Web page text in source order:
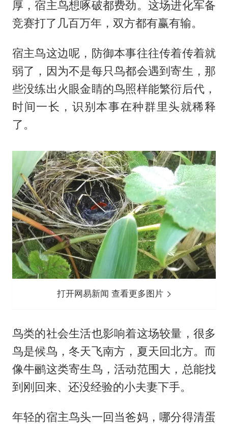
厚，宿主鸟想啄破都费劲。这场进化军备
竞赛打了几百万年，双方都有赢有输。
宿主鸟这边呢，防御本事往往传着传着就
弱了，因为不是每只鸟都会遇到寄生，那
些没练出火眼金睛的鸟照样能繁衍后代，
时间一长，识别本事在种群里头就稀释
了。
打开网易新闻 查看更多图片
鸟类的社会生活也影响着这场较量，很多
鸟是候鸟，冬天飞南方，夏天回北方。而
像牛鹂这类寄生鸟，活动范围大，总能找
到刚回来、还没经验的小夫妻下手。
年轻的宿主鸟头一回当爸妈，哪分得清蛋